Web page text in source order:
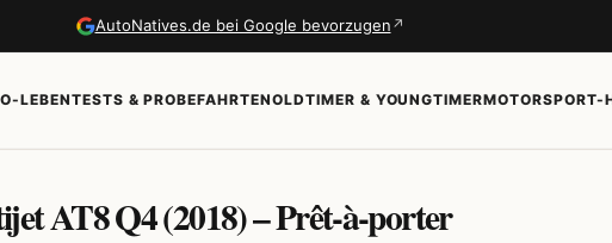
AutoNatives.de bei Google bevorzugen ↗
LEBENTESTS & PROBEFAHRTENOLDTIMER & YOUNGTIMERMOTORSPORT-
AT8 Q4 (2018) – Prêt-à-porter